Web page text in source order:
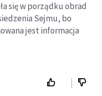
się w porządku obrad
Sejmu, bo
jest informacja